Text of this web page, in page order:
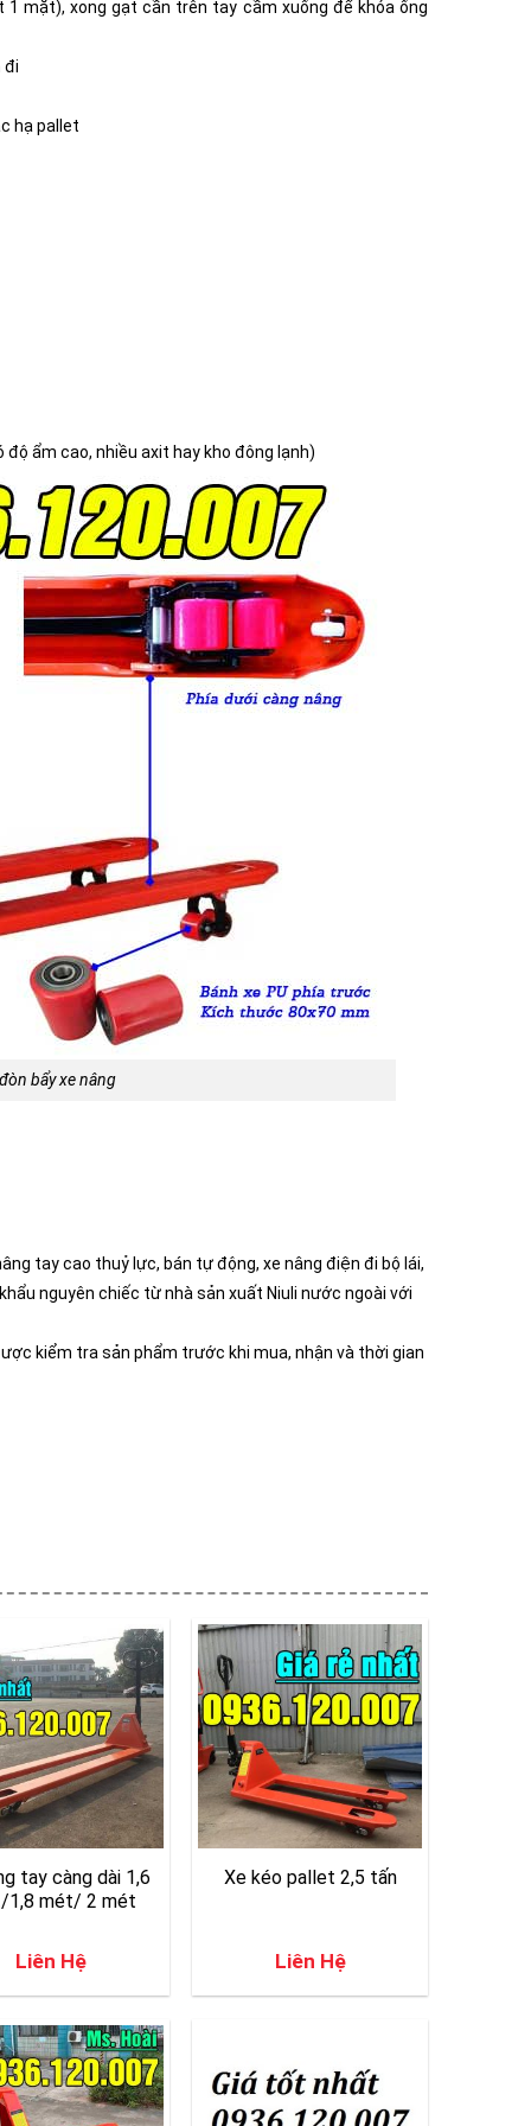
mặt), xong gạt cần trên tay cầm xuống để khóa ống
đi
hạ pallet
ẩm cao, nhiều axit hay kho đông lạnh)
bẩy xe nâng
tay cao thuỷ lực, bán tự động, xe nâng điện đi bộ lái,
nguyên chiếc từ nhà sản xuất Niuli nước ngoài với
kiểm tra sản phẩm trước khi mua, nhận và thời gian
tay càng dài 1,6
1,8 mét/ 2 mét
Liên Hệ
Xe kéo pallet 2,5 tấn
Liên Hệ